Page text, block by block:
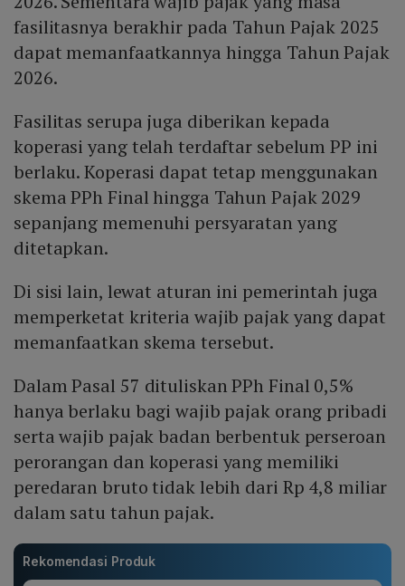
fasilitasnya berakhir pada Tahun Pajak 2025
dapat memanfaatkannya hingga Tahun Pajak
2026.
Fasilitas serupa juga diberikan kepada
koperasi yang telah terdaftar sebelum PP ini
berlaku. Koperasi dapat tetap menggunakan
skema PPh Final hingga Tahun Pajak 2029
sepanjang memenuhi persyaratan yang
ditetapkan.
Di sisi lain, lewat aturan ini pemerintah juga
memperketat kriteria wajib pajak yang dapat
memanfaatkan skema tersebut.
Dalam Pasal 57 dituliskan PPh Final 0,5%
hanya berlaku bagi wajib pajak orang pribadi
serta wajib pajak badan berbentuk perseroan
perorangan dan koperasi yang memiliki
peredaran bruto tidak lebih dari Rp 4,8 miliar
dalam satu tahun pajak.
Rekomendasi Produk